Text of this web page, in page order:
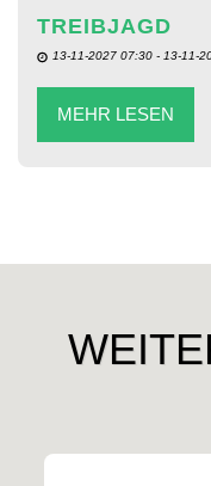
TREIBJAGD
13-11-2027 07:30 - 13-11-
MEHR LESEN